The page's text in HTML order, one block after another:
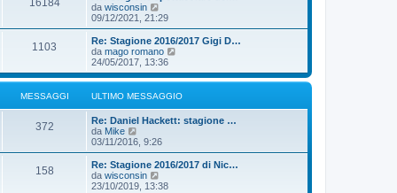
m
o
m
s
s
a
g
i
o
u
l
m
o
m
e
s
a
g
i
o
da wisconsin
e
d
i
u
l
i
m
o
m
e
s
a
g
i
09/12/2021, 21:29
1103
Re: Stagione 2016/2017 Gigi D…
da mago romano
d
i
u
i
m
e
24/05/2017, 13:36
MESSAGGI ULTIMO MESSAGGIO
372
Re: Daniel Hackett: stagione …
da Mike
e
d
i
u
l
03/11/2016, 9:26
158
Re: Stagione 2016/2017 di Nic…
da wisconsin
e
23/10/2019, 13:38